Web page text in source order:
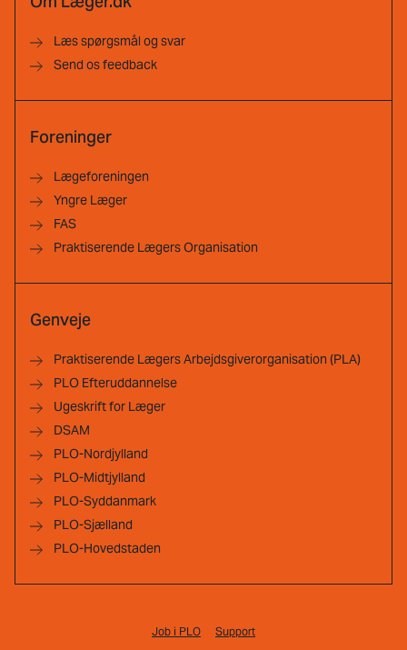
Læs spørgsmål og svar
Send os feedback
Foreninger
Lægeforeningen
Yngre Læger
FAS
Praktiserende Lægers Organisation
Genveje
Praktiserende Lægers Arbejdsgiverorganisation (PLA)
PLO Efteruddannelse
Ugeskrift for Læger
DSAM
PLO-Nordjylland
PLO-Midtjylland
PLO-Syddanmark
PLO-Sjælland
PLO-Hovedstaden
Job i PLO Support